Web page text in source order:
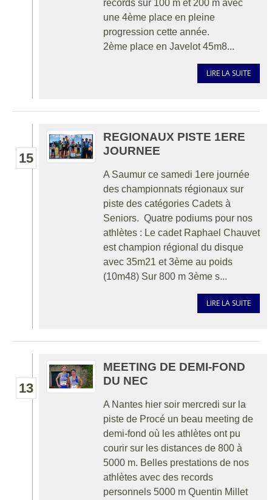
records sur 100 m et 200 m avec
une 4ème place en pleine
progression cette année.
2ème place en Javelot 45m8...
LIRE LA SUITE
15
REGIONAUX PISTE 1ERE
JOURNEE
A Saumur ce samedi 1ere journée
des championnats régionaux sur
piste des catégories Cadets à
Seniors. Quatre podiums pour nos
athlètes : Le cadet Raphael Chauvet
est champion régional du disque
avec 35m21 et 3ème au poids
(10m48) Sur 800 m 3ème s...
LIRE LA SUITE
13
MEETING DE DEMI-FOND
DU NEC
A Nantes hier soir mercredi sur la
piste de Procé un beau meeting de
demi-fond où les athlètes ont pu
courir sur les distances de 800 à
5000 m. Belles prestations de nos
athlètes avec des records
personnels 5000 m Quentin Millet